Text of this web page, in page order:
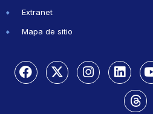
Extranet
Mapa de sitio